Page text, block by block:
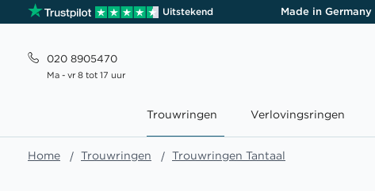
Uitstekend Made in Germany
020 8905470
Ma - vr 8 tot 17 uur
Trouwringen Verlovingsringen
Home Trouwringen Trouwringen Tantaal